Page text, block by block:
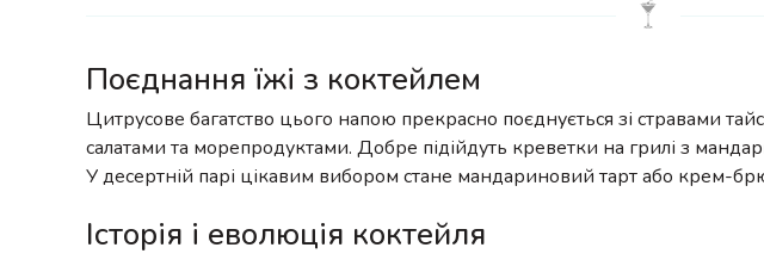
Поєднання їжі з коктейлем
Цитрусове багатство цього напою прекрасно поєднується зі стравами
салатами та морепродуктами. Добре підійдуть креветки на грилі з
У десертній парі цікавим вибором стане мандариновий тарт або крем-
Історія і еволюція коктейля